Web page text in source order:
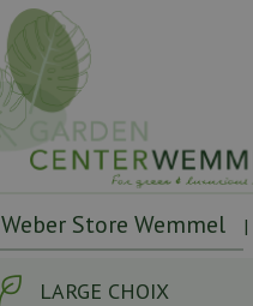
LARGE CHOIX
Weber Store Wemmel